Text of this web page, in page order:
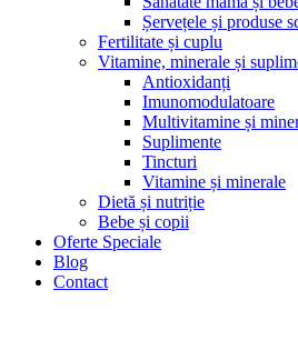
Șervețele și produse
Fertilitate și cuplu
Vitamine, minerale și
Antioxidanți
Imunomodulatoare
Multivitamine și
Suplimente
Tincturi
Vitamine și minerale
Dietă și nutriție
Bebe și copii
Oferte Speciale
Blog
Contact